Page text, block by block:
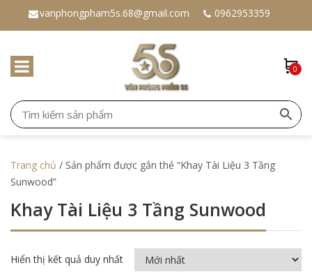
vanphongpham5s.68@gmail.com 0962953359
0
Trang chủ / Sản phẩm được gắn thẻ “Khay Tài Liệu 3 Tầng
Sunwood”
Khay Tài Liệu 3 Tầng Sunwood
Hiển thị kết quả duy nhất